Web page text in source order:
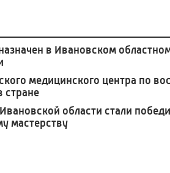
в Ивановском
медицинского центра по
стране
области стали
мастерству